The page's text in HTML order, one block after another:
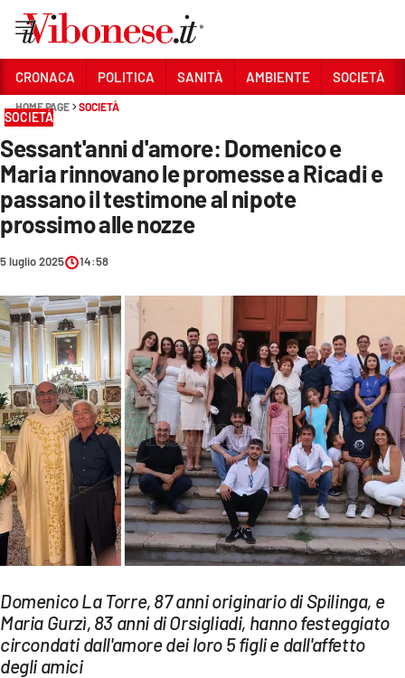
Sezioni
CRONACA
POLITICA
SANITÀ
AMBIENTE
SOCIETÀ
CULTURA
ECONOMIA E LAVORO
EVENTI
SPORT
Streaming
LAC TV
LAC ONAIR
LaC
CRONACA POLITICA SANITÀ AMBIENTE SOCIETÀ
HOME PAGE SOCIETÀ
SOCIETÀ
Sessant'anni d'amore: Domenico e
Maria rinnovano le promesse a Ricadi e
passano il testimone al nipote
prossimo alle nozze
5 luglio 2025 14:58
Domenico La Torre, 87 anni originario di Spilinga, e
Maria Gurzì, 83 anni di Orsigliadi, hanno festeggiato
circondati dall'amore dei loro 5 figli e dall'affetto
degli amici